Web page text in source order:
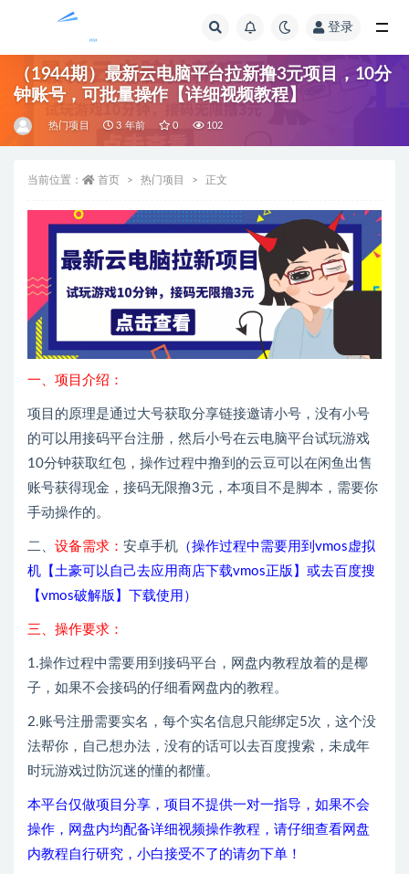
登录
（1944期）最新云电脑平台拉新撸3元项目，10分
钟账号，可批量操作【详细视频教程】
热门项目 3 年前 0 102
当前位置： 首页 热门项目 正文
一、项目介绍：
项目的原理是通过大号获取分享链接邀请小号，没有小号
的可以用接码平台注册，然后小号在云电脑平台试玩游戏
10分钟获取红包，操作过程中撸到的云豆可以在闲鱼出售
账号获得现金，接码无限撸3元，本项目不是脚本，需要你
手动操作的。
二、 设备需求： 安卓手机 （操作过程中需要用到vmos虚拟
机【土豪可以自己去应用商店下载vmos正版】或去百度搜
【vmos破解版】下载使用）
三、操作要求：
1.操作过程中需要用到接码平台，网盘内教程放着的是椰
子，如果不会接码的仔细看网盘内的教程。
2.账号注册需要实名，每个实名信息只能绑定5次，这个没
法帮你，自己想办法，没有的话可以去百度搜索，未成年
时玩游戏过防沉迷的懂的都懂。
本平台仅做项目分享，项目不提供一对一指导，如果不会
操作，网盘内均配备详细视频操作教程，请仔细查看网盘
内教程自行研究，小白接受不了的请勿下单！